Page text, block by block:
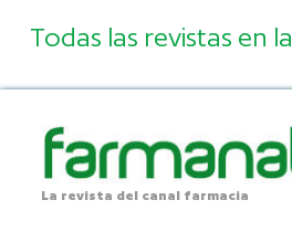
Todas las revistas en la
La revista del canal farmacia